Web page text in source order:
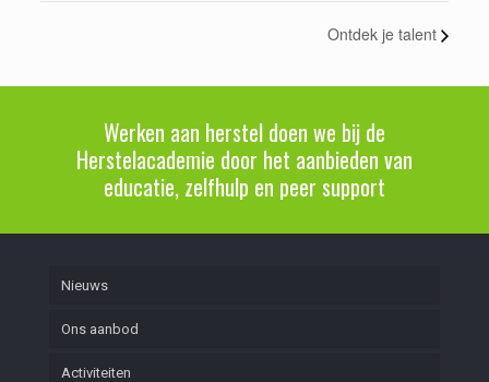
Ontdek je talent
Werken aan herstel doen we bij de
Herstelacademie door het aanbieden van
educatie, zelfhulp en peer support
Nieuws
Ons aanbod
Activiteiten